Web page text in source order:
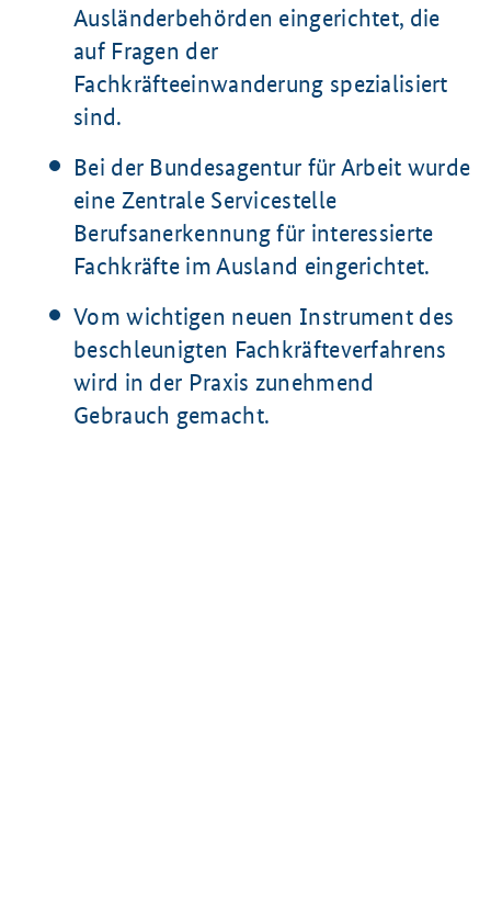
Ausländerbehörden eingerichtet, die
auf Fragen der
Fachkräfteeinwanderung spezialisiert
sind.
Bei der Bundesagentur für Arbeit wurde
eine Zentrale Servicestelle
Berufsanerkennung für interessierte
Fachkräfte im Ausland eingerichtet.
Vom wichtigen neuen Instrument des
beschleunigten Fachkräfteverfahrens
wird in der Praxis zunehmend
Gebrauch gemacht.